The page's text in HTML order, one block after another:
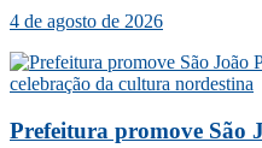
4 de agosto de 2026
Prefeitura promove São